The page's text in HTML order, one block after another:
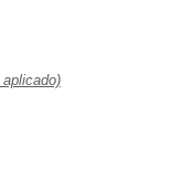
aplicado)